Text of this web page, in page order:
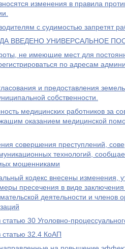
изменения в правила
с судимостью запретят
ВВЕДЕНО УНИВЕРСАЛЬНОЕ
не имеющие мест для
по адресам
и предоставления
собственности.
медицинских работников за
оказанием медицинской
совершения преступлений,
технологий,
мошенниками
кодекс внесены изменения,
пресечения в виде
деятельности и членов
30 Уголовно-
статью 32.4 КоАП